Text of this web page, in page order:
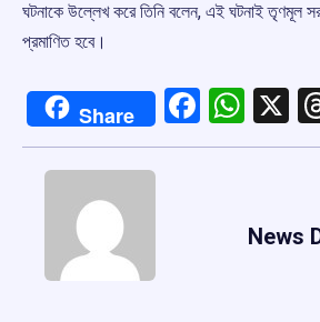
ঘটনাকে উল্লেখ করে তিনি বলেন, এই ঘটনাই তৃণমূল
প্রমাণিত হবে।
Share X
News